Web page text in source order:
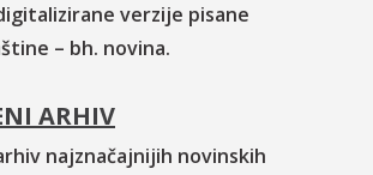
verzije pisane
– bh. novina.
ARHIV
najznačajnijih novinskih